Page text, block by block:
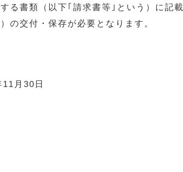
る書類（以下｢請求書等｣という）に記
の交付・保存が必要となります。
日